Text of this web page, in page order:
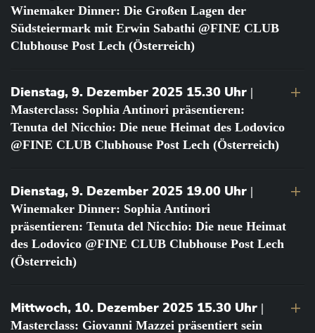
Winemaker Dinner: Die Großen Lagen der
Südsteiermark mit Erwin Sabathi @FINE CLUB
Clubhouse Post Lech (Österreich)
Dienstag, 9. Dezember 2025 15.30 Uhr |
Masterclass: Sophia Antinori präsentieren:
Tenuta del Nicchio: Die neue Heimat des Lodovico
@FINE CLUB Clubhouse Post Lech (Österreich)
Dienstag, 9. Dezember 2025 19.00 Uhr |
Winemaker Dinner: Sophia Antinori
präsentieren: Tenuta del Nicchio: Die neue Heimat
des Lodovico @FINE CLUB Clubhouse Post Lech
(Österreich)
Mittwoch, 10. Dezember 2025 15.30 Uhr |
Masterclass: Giovanni Mazzei präsentiert sein